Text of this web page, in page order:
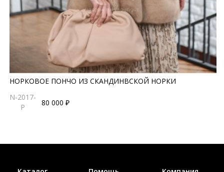
НОРКОВОЕ ПОНЧО ИЗ СКАНДИНВСКОЙ НОРКИ
N-2017-
P
80 000 ₽